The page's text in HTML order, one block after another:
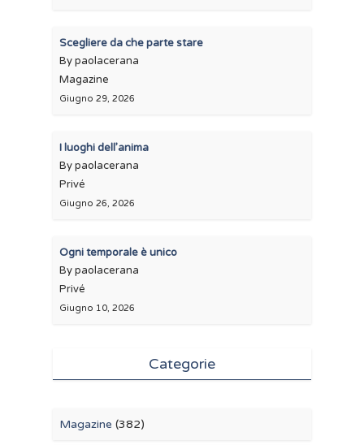
Scegliere da che parte stare
By paolacerana
Magazine
Giugno 29, 2026
I luoghi dell’anima
By paolacerana
Privé
Giugno 26, 2026
Ogni temporale è unico
By paolacerana
Privé
Giugno 10, 2026
Categorie
Magazine (382)